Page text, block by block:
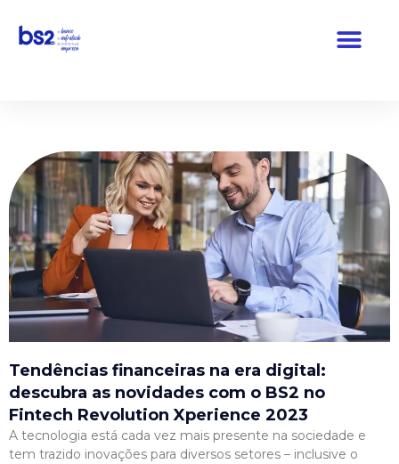
Pular
Tendências financeiras na era digital:
descubra as novidades com o BS2 no
Fintech Revolution Xperience 2023
A tecnologia está cada vez mais presente na sociedade e
tem trazido inovações para diversos setores – inclusive o